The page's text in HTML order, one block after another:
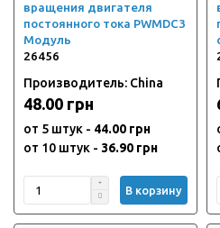
вращения двигателя
постоянного тока PWMDC3
Модуль
26456
Производитель: China
48.00 грн
от 5 штук - 44.00 грн
от 10 штук - 36.90 грн
В корзину